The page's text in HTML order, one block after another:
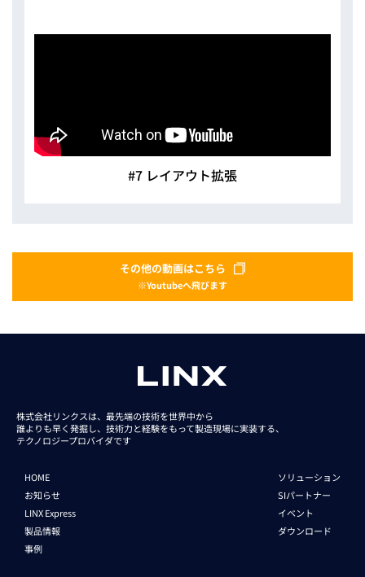
#7 レイアウト拡張
その他の動画はこちら
※Youtubeへ飛びます
株式会社リンクスは、最先端の技術を世界中から
誰よりも早く発掘し、技術力と経験をもって製造現場に実装する、
テクノロジープロバイダです
HOME
お知らせ
LINX Express
製品情報
事例
ソリューション
SIパートナー
イベント
ダウンロード